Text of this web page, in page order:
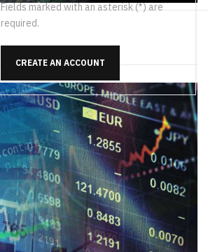
Fields marked with an asterisk (*) are
required.
CREATE AN ACCOUNT